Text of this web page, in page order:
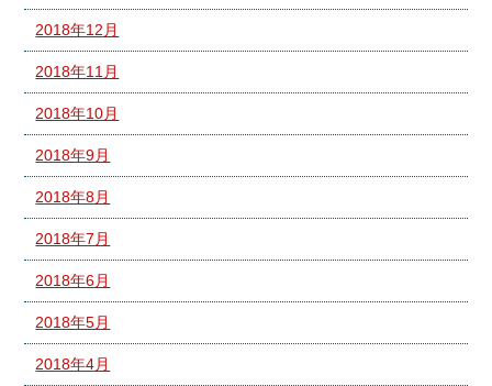
2018年12月
2018年11月
2018年10月
2018年9月
2018年8月
2018年7月
2018年6月
2018年5月
2018年4月